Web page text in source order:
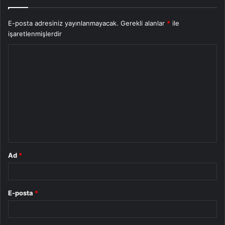
E-posta adresiniz yayınlanmayacak. Gerekli alanlar * ile
işaretlenmişlerdir
Ad *
E-posta *